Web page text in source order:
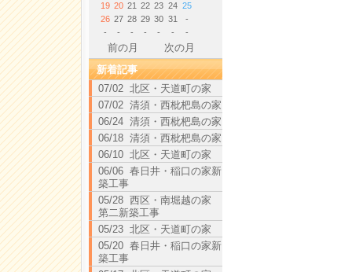
19 20 21 22 23 24 25
26 27 28 29 30 31
-
-
- - - - - -
前の月
次の月
新着記事
07/02 北区・天道町の家
07/02 清須・西枇杷島の家
06/24 清須・西枇杷島の家
06/18 清須・西枇杷島の家
06/10 北区・天道町の家
06/06 春日井・稲口の家新
築工事
05/28 西区・南堀越の家
第二新築工事
05/23 北区・天道町の家
05/20 春日井・稲口の家新
築工事